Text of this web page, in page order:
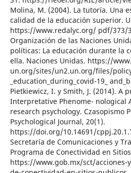
Molina, M. (2004). La tutoría. Una
calidad de la educación superior.
https://www.redalyc.org/ pdf/373/
Organización de las Naciones
políticas: La educación durante la
ella. Naciones Unidas. https://www.
un.org/sites/un2.un.org/files/
_education_during_covid-19_
Pietkiewicz, I. y Smith, J. (2014). A
Interpretative Phenome- nological
research psychology. Czasopismo
Psychological Journal, 20(1).
https://doi.org/10.14691/
Secretaría de Comunicaciones y
Programa de Conectividad en
https://www.gob.mx/sct/acciones-